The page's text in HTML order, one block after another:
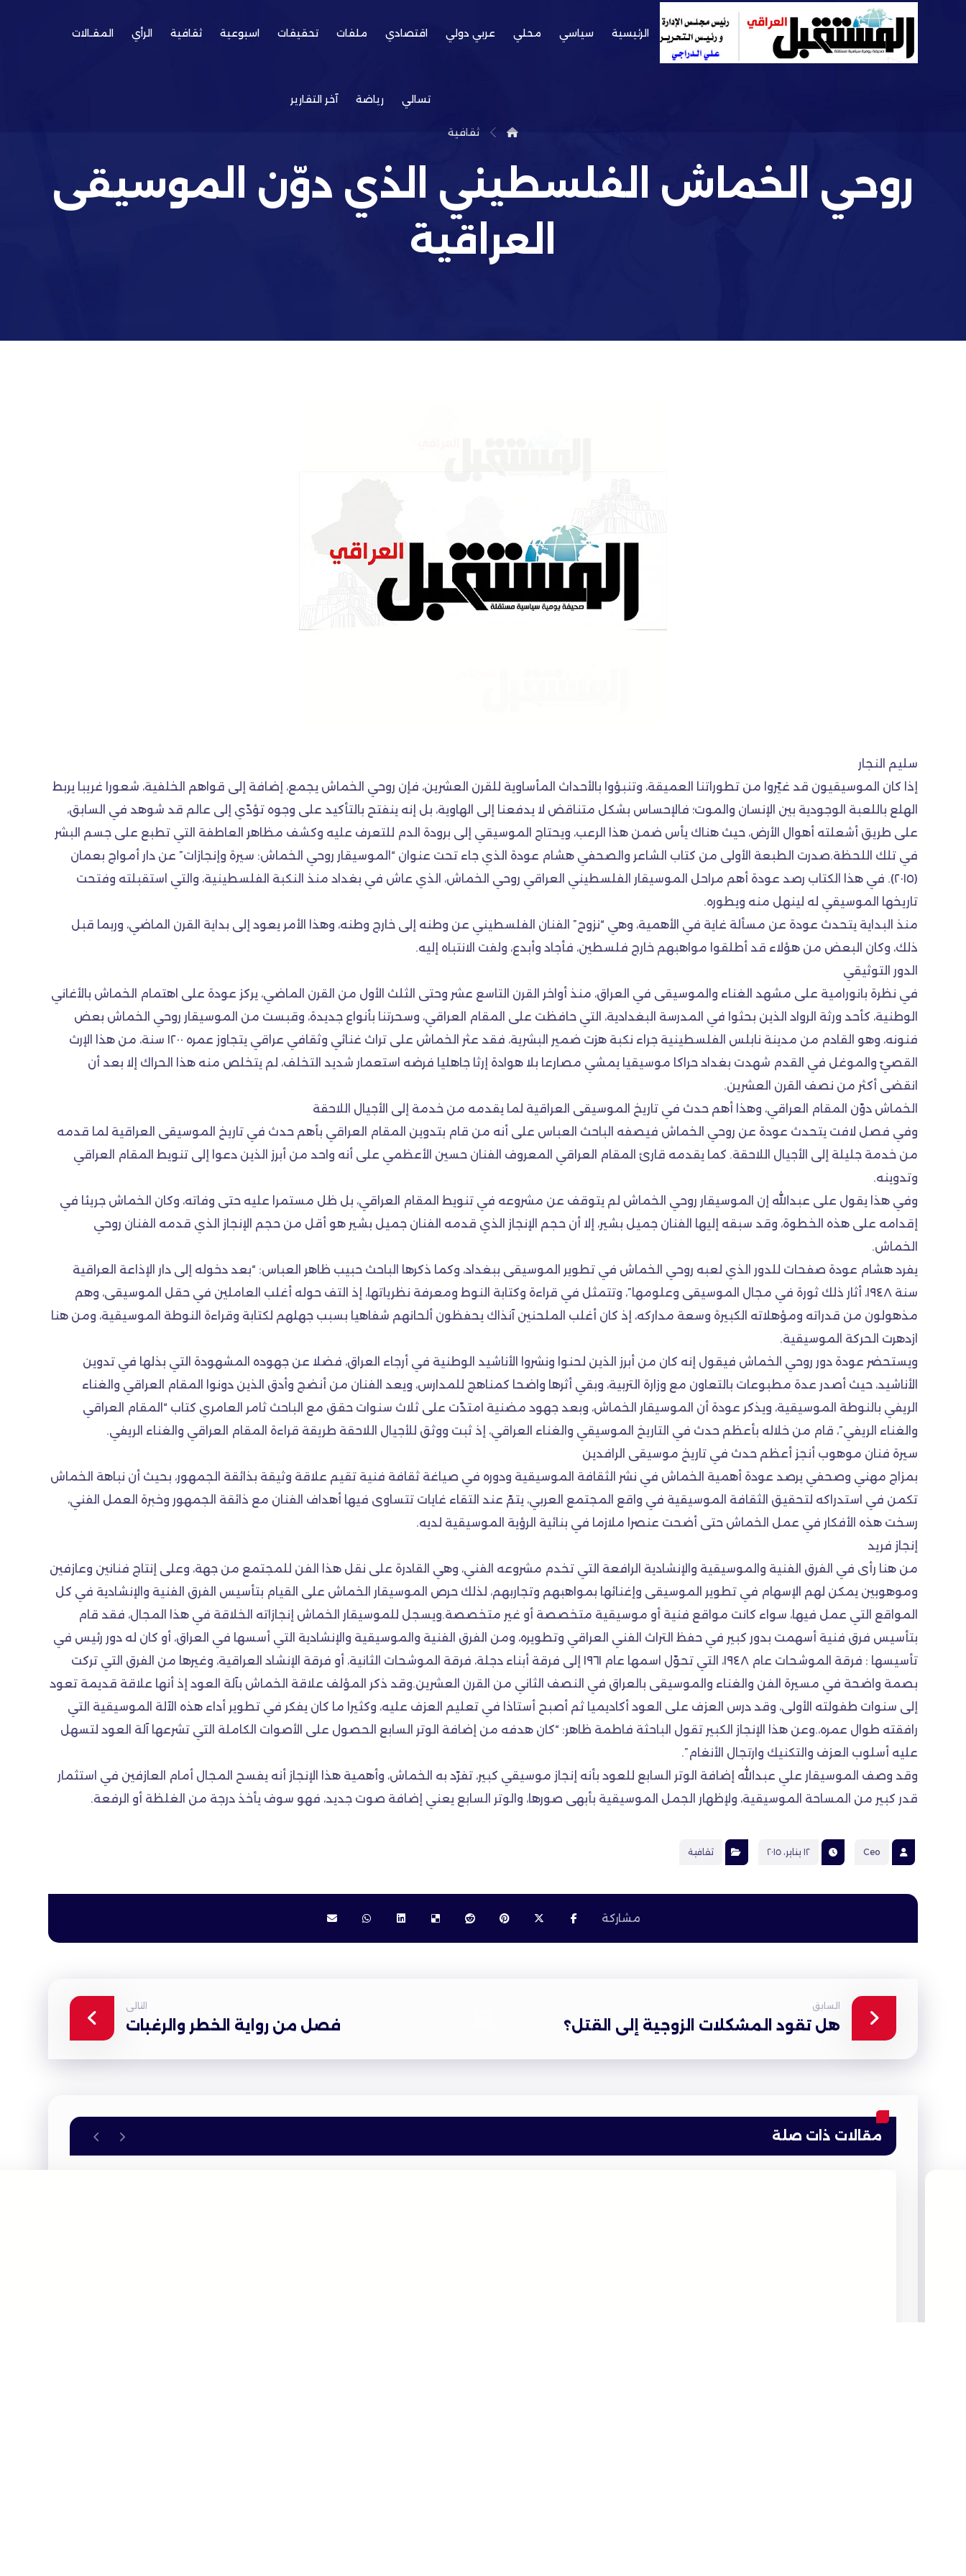
الرئيسية سياسي محلي عربي دولي اقتصادي ملفات تحقيقات اسبوعية ثقافية الرأي المقـالات
تسالي رياضة آخر التقارير
ثقافية
روحي الخماش الفلسطيني الذي دوّن الموسيقى
العراقية
سليم النجار
إذا كان الموسيقيون قد غيّروا من تطوراتنا العميقة، وتنبؤوا بالأحداث المأساوية للقرن العشرين، فإن روحي الخماش يجمع، إضافة إلى قواهم الخلفية، شعورا غريبا يربط
الهلع باللعبة الوجودية بين الإنسان والموت؛ فالإحساس بشكل متناقض لا يدفعنا إلى الهاوية، بل إنه ينفتح بالتأكيد على وجوه تؤدّي إلى عالم قد شوهد في السابق،
على طريق أشعلته أهوال الأرض، حيث هناك يأس ضمن هذا الرعب، ويحتاج الموسيقي إلى برودة الدم للتعرف عليه وكشف مظاهر العاطفة التي تطبع على جسم البشر
في تلك اللحظة.صدرت الطبعة الأولى من كتاب الشاعر والصحفي هشام عودة الذي جاء تحت عنوان “الموسيقار روحي الخماش: سيرة وإنجازات” عن دار أمواج بعمان
(٢٠١٥). في هذا الكتاب رصد عودة أهم مراحل الموسيقار الفلسطيني العراقي روحي الخماش، الذي عاش في بغداد منذ النكبة الفلسطينية، والتي استقبلته وفتحت
تاريخها الموسيقي له لينهل منه ويطوره.
منذ البداية يتحدث عودة عن مسألة غاية في الأهمية، وهي “نزوح” الفنان الفلسطيني عن وطنه إلى خارج وطنه، وهذا الأمر يعود إلى بداية القرن الماضي، وربما قبل
ذلك، وكان البعض من هؤلاء قد أطلقوا مواهبهم خارج فلسطين، فأجاد وأبدع، ولفت الانتباه إليه.
الدور التوثيقي
في نظرة بانورامية على مشهد الغناء والموسيقى في العراق، منذ أواخر القرن التاسع عشر وحتى الثلث الأول من القرن الماضي، يركز عودة على اهتمام الخماش بالأغاني
الوطنية، كأحد ورثة الرواد الذين بحثوا في المدرسة البغدادية، التي حافظت على المقام العراقي، وسحرتنا بأنواع جديدة، وقبست من الموسيقار روحي الخماش بعض
فنونه، وهو القادم من مدينة نابلس الفلسطينية جراء نكبة هزت ضمير البشرية، فقد عثر الخماش على تراث غنائي وثقافي عراقي يتجاوز عمره ١٢٠٠ سنة، من هذا الإرث
القصيّ والموغل في القدم شهدت بغداد حراكا موسيقيا يمشي مصارعا بلا هوادة إرثا جاهليا فرضه استعمار شديد التخلف، لم يتخلص منه هذا الحراك إلا بعد أن
انقضى أكثر من نصف القرن العشرين.
الخماش دوّن المقام العراقي، وهذا أهم حدث في تاريخ الموسيقى العراقية لما يقدمه من خدمة إلى الأجيال اللاحقة
وفي فصل لافت يتحدث عودة عن روحي الخماش فيصفه الباحث العباس على أنه من قام بتدوين المقام العراقي بأهم حدث في تاريخ الموسيقى العراقية لما قدمه
من خدمة جليلة إلى الأجيال اللاحقة. كما يقدمه قارئ المقام العراقي المعروف الفنان حسين الأعظمي على أنه واحد من أبرز الذين دعوا إلى تنويط المقام العراقي
وتدوينه.
وفي هذا يقول على عبدالله إن الموسيقار روحي الخماش لم يتوقف عن مشروعه في تنويط المقام العراقي، بل ظل مستمرا عليه حتى وفاته، وكان الخماش جريئا في
إقدامه على هذه الخطوة، وقد سبقه إليها الفنان جميل بشير، إلا أن حجم الإنجاز الذي قدمه الفنان جميل بشير هو أقل من حجم الإنجاز الذي قدمه الفنان روحي
الخماش.
يفرد هشام عودة صفحات للدور الذي لعبه روحي الخماش في تطوير الموسيقى ببغداد، وكما ذكرها الباحث حبيب ظاهر العباس: “بعد دخوله إلى دار الإذاعة العراقية
سنة ١٩٤٨، أثار ذلك ثورة في مجال الموسيقى وعلومها”، وتتمثل في قراءة وكتابة النوط ومعرفة نظرياتها، إذ التف حوله أغلب العاملين في حقل الموسيقى، وهم
مذهولون من قدراته ومؤهلاته الكبيرة وسعة مداركه، إذ كان أغلب الملحنين آنذاك يحفظون ألحانهم شفاهيا بسبب جهلهم لكتابة وقراءة النوطة الموسيقية، ومن هنا
ازدهرت الحركة الموسيقية.
ويستحضر عودة دور روحي الخماش فيقول إنه كان من أبرز الذين لحنوا ونشروا الأناشيد الوطنية في أرجاء العراق، فضلا عن جهوده المشهودة التي بذلها في تدوين
الأناشيد، حيث أصدر عدة مطبوعات بالتعاون مع وزارة التربية، وبقي أثرها واضحا كمناهج للمدارس، ويعد الفنان من أنضج وأدق الذين دونوا المقام العراقي والغناء
الريفي بالنوطة الموسيقية، ويذكر عودة أن الموسيقار الخماش، وبعد جهود مضنية امتدّت على ثلاث سنوات حقق مع الباحث ثامر العامري كتاب “المقام العراقي
والغناء الريفي”، قام من خلاله بأعظم حدث في التاريخ الموسيقي والغناء العراقي، إذ ثبت ووثق للأجيال اللاحقة طريقة قراءة المقام العراقي والغناء الريفي.
سيرة فنان موهوب أنجز أعظم حدث في تاريخ موسيقى الرافدين
بمزاج مهني وصحفي يرصد عودة أهمية الخماش في نشر الثقافة الموسيقية ودوره في صياغة ثقافة فنية تقيم علاقة وثيقة بذائقة الجمهور، بحيث أن نباهة الخماش
تكمن في استدراكه لتحقيق الثقافة الموسيقية في واقع المجتمع العربي، يتمّ عند التقاء غايات تتساوى فيها أهداف الفنان مع ذائقة الجمهور وخبرة العمل الفني،
رسخت هذه الأفكار في عمل الخماش حتى أضحت عنصرا ملازما في بنائية الرؤية الموسيقية لديه.
إنجاز فريد
من هنا رأى في الفرق الفنية والموسيقية والإنشادية الرافعة التي تخدم مشروعه الفني، وهي القادرة على نقل هذا الفن للمجتمع من جهة، وعلى إنتاج فنانين وعازفين
وموهوبين يمكن لهم الإسهام في تطوير الموسيقى وإغنائها بمواهبهم وتجاربهم، لذلك حرص الموسيقار الخماش على القيام بتأسيس الفرق الفنية والإنشادية في كل
المواقع التي عمل فيها، سواء كانت مواقع فنية أو موسيقية متخصصة أو غير متخصصة.ويسجل للموسيقار الخماش إنجازاته الخلاقة في هذا المجال، فقد قام
بتأسيس فرق فنية أسهمت بدور كبير في حفظ التراث الفني العراقي وتطويره، ومن الفرق الفنية والموسيقية والإنشادية التي أسسها في العراق، أو كان له دور رئيس في
تأسيسها : فرقة الموشحات عام ١٩٤٨، التي تحوّل اسمها عام ١٩٦١ إلى فرقة أبناء دجلة، فرقة الموشحات الثانية، أو فرقة الإنشاد العراقية، وغيرها من الفرق التي تركت
بصمة واضحة في مسيرة الفن والغناء والموسيقى بالعراق في النصف الثاني من القرن العشرين.وقد ذكر المؤلف علاقة الخماش بآلة العود إذ أنها علاقة قديمة تعود
إلى سنوات طفولته الأولى، وقد درس العزف على العود أكاديميا ثم أصبح أستاذا في تعليم العزف عليه، وكثيرا ما كان يفكر في تطوير أداء هذه الآلة الموسيقية التي
رافقته طوال عمره،.وعن هذا الإنجاز الكبير تقول الباحثة فاطمة ظاهر: “كان هدفه من إضافة الوتر السابع الحصول على الأصوات الكاملة التي تشرعها آلة العود لتسهل
عليه أسلوب العزف والتكنيك وارتجال الأنغام”.
وقد وصف الموسيقار علي عبدالله إضافة الوتر السابع للعود بأنه إنجاز موسيقي كبير، تفرّد به الخماش، وأهمية هذا الإنجاز أنه يفسح المجال أمام العازفين في استثمار
قدر كبير من المساحة الموسيقية، ولإظهار الجمل الموسيقية بأبهى صورها، والوتر السابع يعني إضافة صوت جديد، فهو سوف يأخذ درجة من الغلظة أو الرفعة.
Ceo ١٢ يناير، ٢٠١٥ ثقافية
السابق
هل تقود المشكلات الزوجية إلى القتل؟
التالى
فصل من رواية الخطر والرغبات
مقالات ذات صلة